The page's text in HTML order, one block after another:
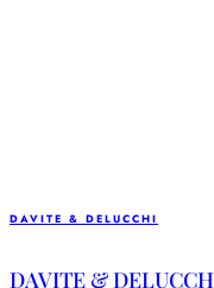
DAVITE & DELUCCHI
DAVITE &